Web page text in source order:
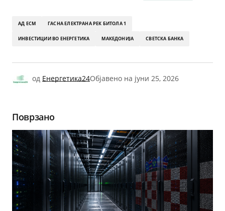
АД ЕСМ ГАСНА ЕЛЕКТРАНА РЕК БИТОЛА 1
ИНВЕСТИЦИИ ВО ЕНЕРГЕТИКА МАКЕДОНИЈА СВЕТСКА БАНКА
од Енергетика24Објавено на јуни 25, 2026
Поврзано